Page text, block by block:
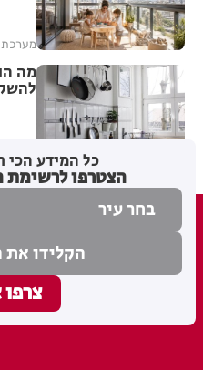
מה
כל המידע הכי
הצטרפו לרשימת